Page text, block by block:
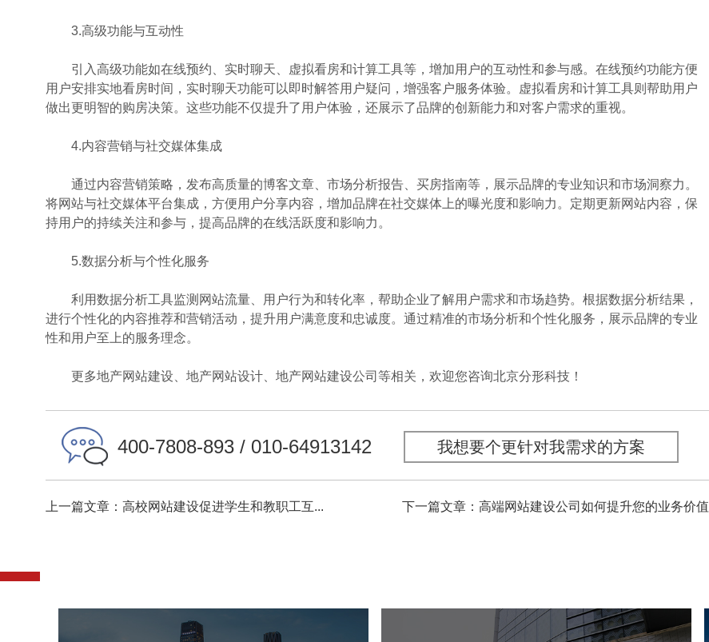
3.高级功能与互动性
引入高级功能如在线预约、实时聊天、虚拟看房和计算工具等，增加用户的互动性和参与感。在线预约功能方便
用户安排实地看房时间，实时聊天功能可以即时解答用户疑问，增强客户服务体验。虚拟看房和计算工具则帮助用户
做出更明智的购房决策。这些功能不仅提升了用户体验，还展示了品牌的创新能力和对客户需求的重视。
4.内容营销与社交媒体集成
通过内容营销策略，发布高质量的博客文章、市场分析报告、买房指南等，展示品牌的专业知识和市场洞察力。
将网站与社交媒体平台集成，方便用户分享内容，增加品牌在社交媒体上的曝光度和影响力。定期更新网站内容，保
持用户的持续关注和参与，提高品牌的在线活跃度和影响力。
5.数据分析与个性化服务
利用数据分析工具监测网站流量、用户行为和转化率，帮助企业了解用户需求和市场趋势。根据数据分析结果，
进行个性化的内容推荐和营销活动，提升用户满意度和忠诚度。通过精准的市场分析和个性化服务，展示品牌的专业
性和用户至上的服务理念。
更多地产网站建设、地产网站设计、地产网站建设公司等相关，欢迎您咨询北京分形科技！
400-7808-893 / 010-64913142 我想要个更针对我需求的方案
上一篇文章：高校网站建设促进学生和教职工互... 下一篇文章：高端网站建设公司如何提升您的业务价值